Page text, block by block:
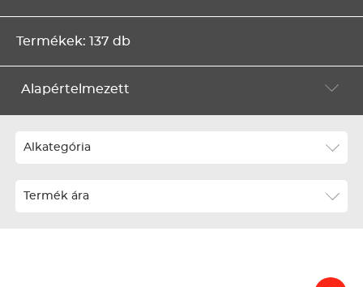
Termékek: 137 db
Alapértelmezett
Alapértelmezett
Legújabbak
Alkategória
Termék ára